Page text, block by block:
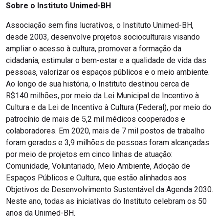
Sobre o Instituto Unimed-BH
Associação sem fins lucrativos, o Instituto Unimed-BH,
desde 2003, desenvolve projetos socioculturais visando
ampliar o acesso à cultura, promover a formação da
cidadania, estimular o bem-estar e a qualidade de vida das
pessoas, valorizar os espaços públicos e o meio ambiente.
Ao longo de sua história, o Instituto destinou cerca de
R$140 milhões, por meio da Lei Municipal de Incentivo à
Cultura e da Lei de Incentivo à Cultura (Federal), por meio do
patrocínio de mais de 5,2 mil médicos cooperados e
colaboradores. Em 2020, mais de 7 mil postos de trabalho
foram gerados e 3,9 milhões de pessoas foram alcançadas
por meio de projetos em cinco linhas de atuação:
Comunidade, Voluntariado, Meio Ambiente, Adoção de
Espaços Públicos e Cultura, que estão alinhados aos
Objetivos de Desenvolvimento Sustentável da Agenda 2030.
Neste ano, todas as iniciativas do Instituto celebram os 50
anos da Unimed-BH.